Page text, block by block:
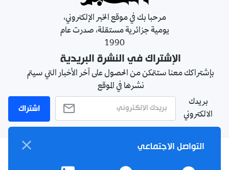
مرحبا بك في موقع الخبر الإلكتروني،
يومية جزائرية مستقلة، صدرت عام
1990
الإشتراك في النشرة البريدية
بإشتراكك معنا ستتمكن من الحصول على آخر الأخبار التي سيتم
نشرها في الموقع
بريدك
الالكتروني
اشتراك
التواصل الاجتماعي